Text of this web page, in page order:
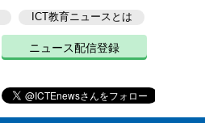
ICT教育ニュースとは
ニュース配信登録